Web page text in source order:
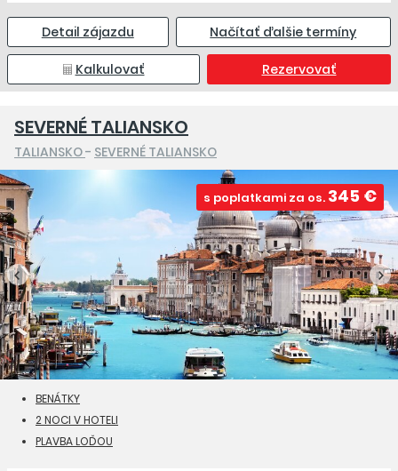
Detail zájazdu Načítať ďalšie termíny
Kalkulovať Rezervovať
SEVERNÉ TALIANSKO
TALIANSKO- SEVERNÉ TALIANSKO
s poplatkami za os. 345 €
BENÁTKY
2 NOCI V HOTELI
PLAVBA LOĎOU